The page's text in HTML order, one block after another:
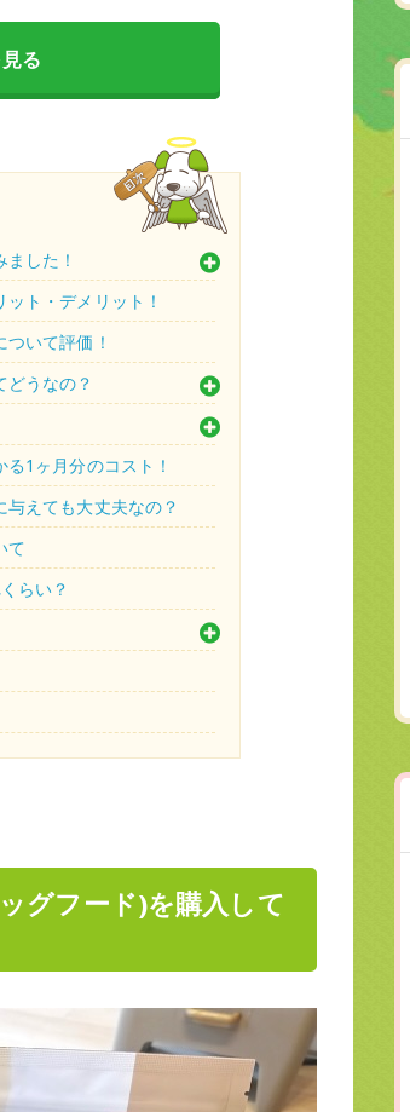
る
した！
ト・デメリット！
いて評価！
うなの？
1ヶ月分のコスト！
えても大丈夫なの？
て
らい？
グフード)を購入して